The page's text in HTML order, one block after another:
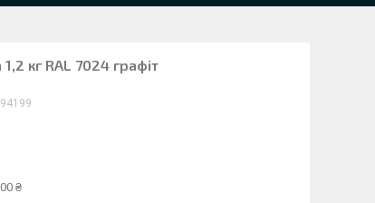
кг RAL 7024 графіт
₴